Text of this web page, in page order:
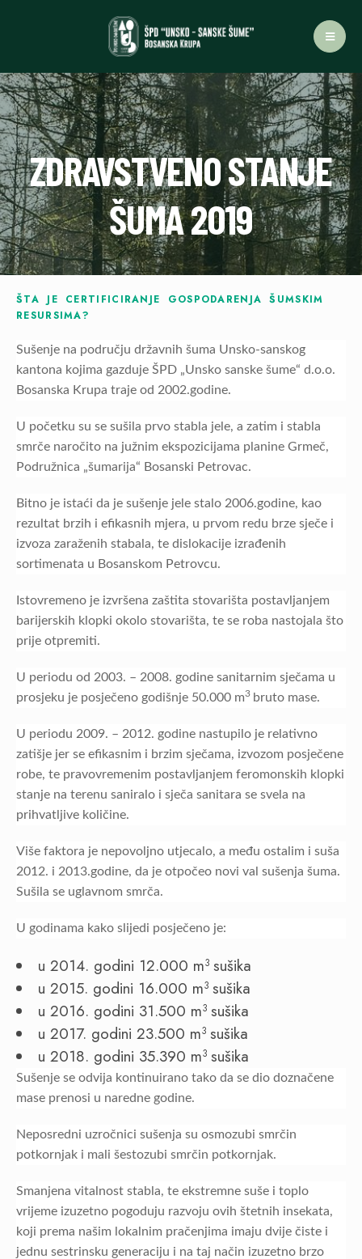
ZDRAVSTVENO STANJE
ŠUMA 2019
ŠTA JE CERTIFICIRANJE GOSPODARENJA ŠUMSKIM
RESURSIMA?
Sušenje na području državnih šuma Unsko-sanskog
kantona kojima gazduje ŠPD „Unsko sanske šume“ d.o.o.
Bosanska Krupa traje od 2002.godine.
U početku su se sušila prvo stabla jele, a zatim i stabla
smrče naročito na južnim ekspozicijama planine Grmeč,
Podružnica „šumarija“ Bosanski Petrovac.
Bitno je istaći da je sušenje jele stalo 2006.godine, kao
rezultat brzih i efikasnih mjera, u prvom redu brze sječe i
izvoza zaraženih stabala, te dislokacije izrađenih
sortimenata u Bosanskom Petrovcu.
Istovremeno je izvršena zaštita stovarišta postavljanjem
barijerskih klopki okolo stovarišta, te se roba nastojala što
prije otpremiti.
U periodu od 2003. – 2008. godine sanitarnim sječama u
prosjeku je posječeno godišnje 50.000 m3 bruto mase.
U periodu 2009. – 2012. godine nastupilo je relativno
zatišje jer se efikasnim i brzim sječama, izvozom posječene
robe, te pravovremenim postavljanjem feromonskih klopki
stanje na terenu saniralo i sječa sanitara se svela na
prihvatljive količine.
Više faktora je nepovoljno utjecalo, a među ostalim i suša
2012. i 2013.godine, da je otpočeo novi val sušenja šuma.
Sušila se uglavnom smrča.
U godinama kako slijedi posječeno je:
u 2014. godini 12.000 m3 sušika
u 2015. godini 16.000 m3 sušika
u 2016. godini 31.500 m3 sušika
u 2017. godini 23.500 m3 sušika
u 2018. godini 35.390 m3 sušika
Sušenje se odvija kontinuirano tako da se dio doznačene
mase prenosi u naredne godine.
Neposredni uzročnici sušenja su osmozubi smrčin
potkornjak i mali šestozubi smrčin potkornjak.
Smanjena vitalnost stabla, te ekstremne suše i toplo
vrijeme izuzetno pogoduju razvoju ovih štetnih insekata,
koji prema našim lokalnim pračenjima imaju dvije čiste i
jednu sestrinsku generaciju i na taj način izuzetno brzo